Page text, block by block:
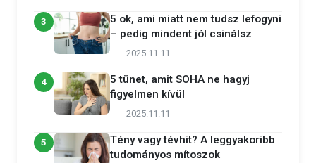
3
5 ok, ami miatt nem tudsz lefogyni
– pedig mindent jól csinálsz
2025.11.11
4
5 tünet, amit SOHA ne hagyj
figyelmen kívül
2025.11.11
5
Tény vagy tévhit? A leggyakoribb
tudományos mítoszok